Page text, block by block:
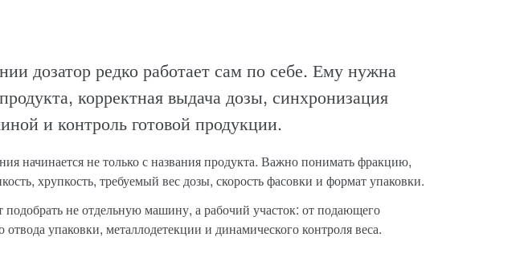
дозатор редко работает сам по себе. Ему нужна
корректная выдача дозы, синхронизация
и контроль готовой продукции.
начинается не только с названия продукта. Важно понимать фракцию,
хрупкость, требуемый вес дозы, скорость фасовки и формат упаковки.
не отдельную машину, а рабочий участок: от подающего
отвода упаковки, металлодетекции и динамического контроля веса.